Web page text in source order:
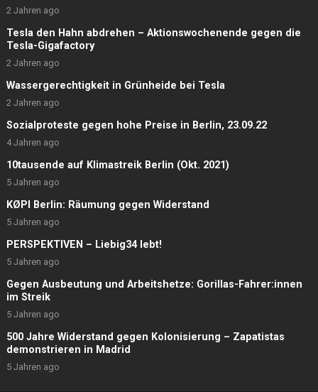
2 Jahren ago
Tesla den Hahn abdrehen – Aktionswochenende gegen die
Tesla-Gigafactory
2 Jahren ago
Wassergerechtigkeit in Grünheide bei Tesla
2 Jahren ago
Sozialproteste gegen hohe Preise in Berlin, 23.09.22
4 Jahren ago
10tausende auf Klimastreik Berlin (Okt. 2021)
5 Jahren ago
KØPI Berlin: Räumung gegen Widerstand
5 Jahren ago
PERSPEKTIVEN – Liebig34 lebt!
5 Jahren ago
Gegen Ausbeutung und Arbeitshetze: Gorillas-Fahrer:innen
im Streik
5 Jahren ago
500 Jahre Widerstand gegen Kolonisierung – Zapatistas
demonstrieren in Madrid
5 Jahren ago